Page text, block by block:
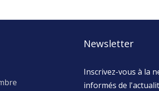
Newsletter
Inscrivez-vous à la
informés de